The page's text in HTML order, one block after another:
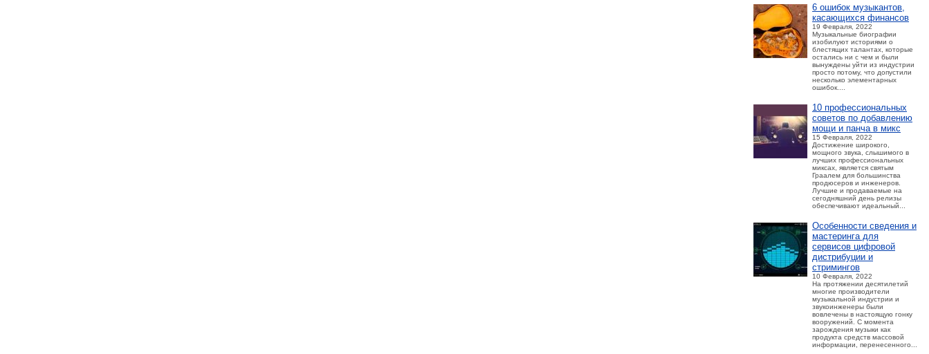
6 ошибок музыкантов,
касающихся финансов
19 Февраля, 2022
Музыкальные биографии
изобилуют историями о
блестящих талантах, которые
остались ни с чем и были
вынуждены уйти из индустрии
просто потому, что допустили
несколько элементарных
ошибок....
10 профессиональных
советов по добавлению
мощи и панча в микс
15 Февраля, 2022
Достижение широкого,
мощного звука, слышимого в
лучших профессиональных
миксах, является святым
Граалем для большинства
продюсеров и инженеров.
Лучшие и продаваемые на
сегодняшний день релизы
обеспечивают идеальный...
Особенности сведения и
мастеринга для
сервисов цифровой
дистрибуции и
стримингов
10 Февраля, 2022
На протяжении десятилетий
многие производители
музыкальной индустрии и
звукоинженеры были
вовлечены в настоящую гонку
вооружений. С момента
зарождения музыки как
продукта средств массовой
информации, перенесенного...